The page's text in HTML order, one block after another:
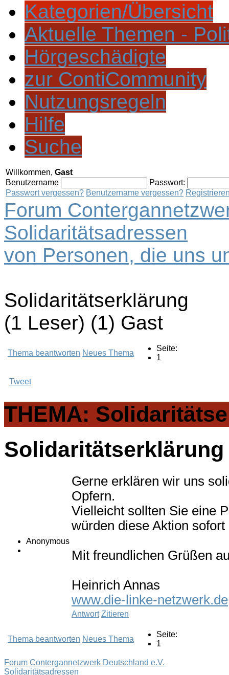
Kategorien/Übersicht
Aktuelle Themen -
Hörgeschädigte
zur ContiCommunity
Nutzungsregeln
Hilfe
Suche
Willkommen, Gast
Benutzername
Passwort:
Passwort vergessen? Benutzername vergessen?
Forum
Solidaritätsadressen
von Personen, die uns
Solidaritätserklärung
(1 Leser) (1) Gast
Thema beantworten Neues Thema
Seite:
1
Tweet
THEMA:
Anonymous
Gerne erklären wir uns
Opfern.
Vielleicht sollten Sie eine
würden diese Aktion
Mit freundlichen Grüßen
Heinrich Annas
www.die-linke-netzwerk.de
Antwort Zitieren
Thema beantworten Neues Thema
Seite:
1
Forum Contergannetzwerk Deutschland e.V.
Solidaritätsadressen